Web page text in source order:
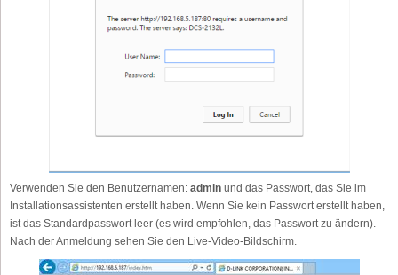
Verwenden Sie den Benutzernamen: admin und das Passwort, das Sie im
Installationsassistenten erstellt haben. Wenn Sie kein Passwort erstellt haben,
ist das Standardpasswort leer (es wird empfohlen, das Passwort zu ändern).
Nach der Anmeldung sehen Sie den Live-Video-Bildschirm.